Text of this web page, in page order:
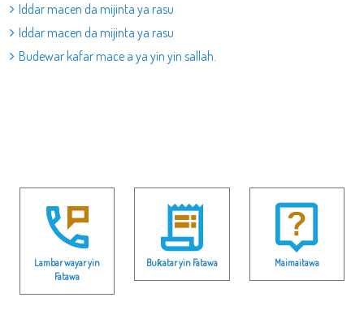
Iddar macen da mijinta ya rasu
Iddar macen da mijinta ya rasu
Budewar kafar mace a ya yin yin sallah.
Lambar wayar yin
Fatawa
Buƙatar yin Fatawa Maimaitawa